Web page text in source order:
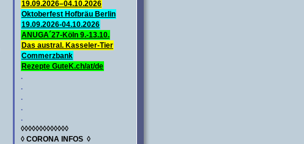
19.09.2026–04.10.2026
Oktoberfest Hofbräu Berlin
19.09.2026-04.10.2026
ANUGA´27-Köln 9.-13.10.
Das austral. Kasseler-Tier
Commerzbank
Rezepte GuteK.ch/at/de
.
.
.
.
.
◊◊◊◊◊◊◊◊◊◊◊◊◊
◊ CORONA INFOS ◊